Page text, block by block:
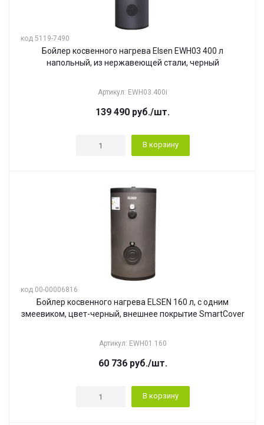
код 5119-7490
Бойлер косвенного нагрева Elsen EWH03 400 л
напольный, из нержавеющей стали, черный
Артикул: EWH03.400i
139 490 руб./шт.
В корзину
код 00-00006816
Бойлер косвенного нагрева ELSEN 160 л, с одним
змеевиком, цвет-черный, внешнее покрытие SmartCover
Артикул: EWH01.160
60 736руб./шт.
В корзину